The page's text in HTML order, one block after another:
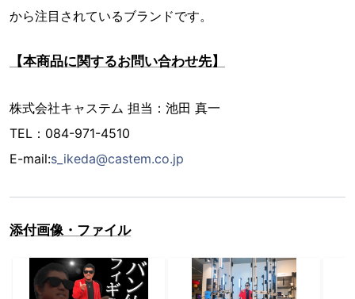
から注目されているブランドです。
【本商品に関するお問い合わせ先】
株式会社キャステム 担当：池田 真一
TEL：084-971-4510
E-mail:s_ikeda@castem.co.jp
添付画像・ファイル